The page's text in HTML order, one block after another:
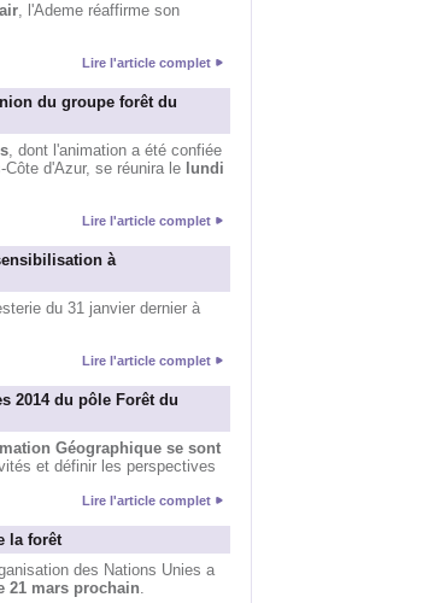
, l'Ademe réaffirme son
Lire l'article complet
du groupe forêt du
, dont l'animation a été confiée
d'Azur, se réunira le lundi
Lire l'article complet
à
du 31 janvier dernier à
Lire l'article complet
2014 du pôle Forêt du
Géographique se sont
et définir les perspectives
Lire l'article complet
la forêt
des Nations Unies a
21 mars prochain.